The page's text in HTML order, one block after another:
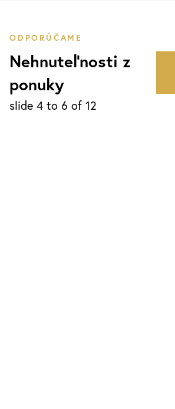
ODPORÚČAME
Nehnuteľnosti z
ponuky
slide 4 to 6 of 12